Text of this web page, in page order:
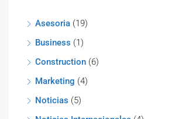
Asesoria (19)
Business (1)
Construction (6)
Marketing (4)
Noticias (5)